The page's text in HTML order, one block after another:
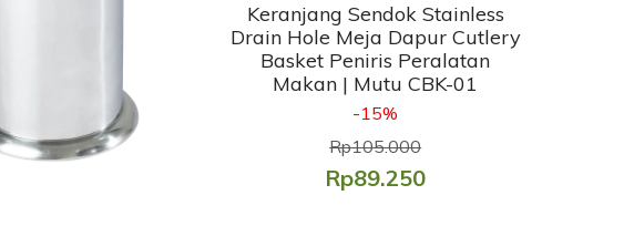
Keranjang Sendok Stainless
Drain Hole Meja Dapur Cutlery
Basket Peniris Peralatan
Makan | Mutu CBK-01
-15%
Rp105.000
Rp89.250